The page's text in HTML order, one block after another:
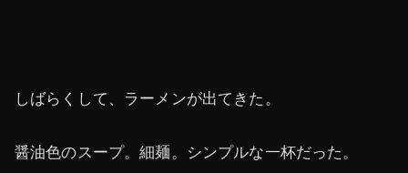
しばらくして、ラーメンが出てきた。
醤油色のスープ。細麺。シンプルな一杯だった。